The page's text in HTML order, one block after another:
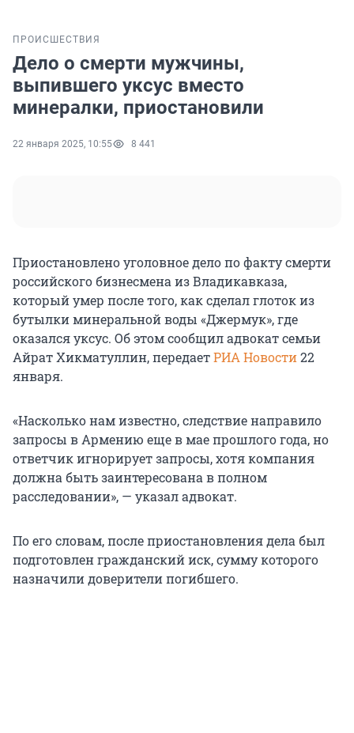
ПРОИСШЕСТВИЯ
Дело о смерти мужчины,
выпившего уксус вместо
минералки, приостановили
22 января 2025, 10:55 8 441
Приостановлено уголовное дело по факту смерти
российского бизнесмена из Владикавказа,
который умер после того, как сделал глоток из
бутылки минеральной воды «Джермук», где
оказался уксус. Об этом сообщил адвокат семьи
Айрат Хикматуллин, передаетРИА Новости22
января.
«Насколько нам известно, следствие направило
запросы в Армению еще в мае прошлого года, но
ответчик игнорирует запросы, хотя компания
должна быть заинтересована в полном
расследовании», — указал адвокат.
По его словам, после приостановления дела был
подготовлен гражданский иск, сумму которого
назначили доверители погибшего.